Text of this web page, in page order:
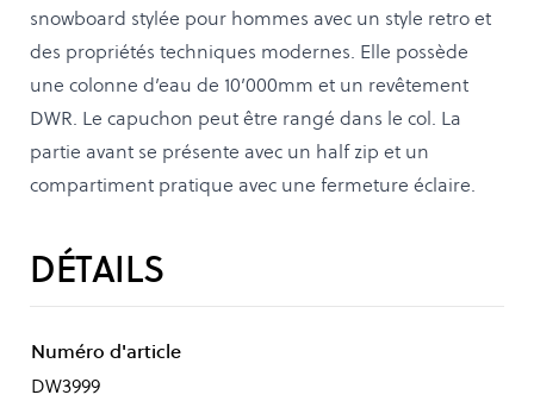
snowboard stylée pour hommes avec un style retro et
des propriétés techniques modernes. Elle possède
une colonne d’eau de 10’000mm et un revêtement
DWR. Le capuchon peut être rangé dans le col. La
partie avant se présente avec un half zip et un
compartiment pratique avec une fermeture éclaire.
DÉTAILS
Numéro d'article
DW3999